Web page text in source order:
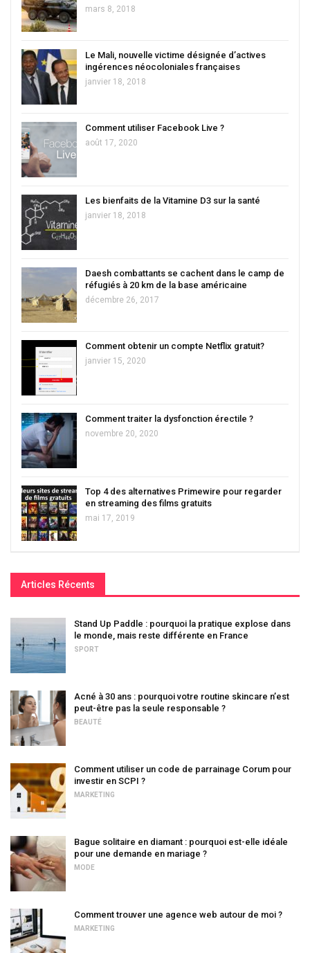
mars 8, 2018
Le Mali, nouvelle victime désignée d’actives
ingérences néocoloniales françaises
janvier 18, 2018
Comment utiliser Facebook Live ?
août 17, 2020
Les bienfaits de la Vitamine D3 sur la santé
janvier 18, 2018
Daesh combattants se cachent dans le camp de
réfugiés à 20 km de la base américaine
décembre 26, 2017
Comment obtenir un compte Netflix gratuit?
janvier 15, 2020
Comment traiter la dysfonction érectile ?
novembre 20, 2020
Top 4 des alternatives Primewire pour regarder
en streaming des films gratuits
mai 17, 2019
Articles Récents
Stand Up Paddle : pourquoi la pratique explose dans
le monde, mais reste différente en France
SPORT
Acné à 30 ans : pourquoi votre routine skincare n’est
peut-être pas la seule responsable ?
BEAUTÉ
Comment utiliser un code de parrainage Corum pour
investir en SCPI ?
MARKETING
Bague solitaire en diamant : pourquoi est-elle idéale
pour une demande en mariage ?
MODE
Comment trouver une agence web autour de moi ?
MARKETING